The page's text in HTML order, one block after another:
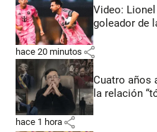
Video:
goleador de
hace 20 minutos share
Cuatro años
la relación
hace 1 hora share